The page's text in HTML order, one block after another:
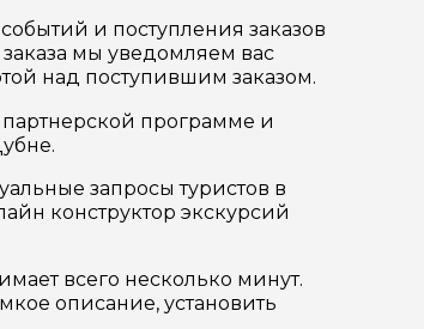
и поступления заказов
мы уведомляем вас
над поступившим заказом.
программе и
запросы туристов в
конструктор экскурсий
всего несколько минут.
описание, установить